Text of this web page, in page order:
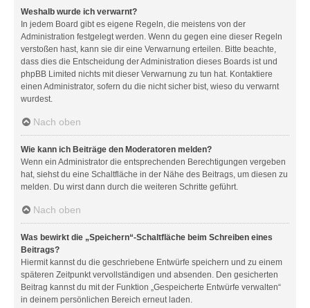
Weshalb wurde ich verwarnt?
In jedem Board gibt es eigene Regeln, die meistens von der
Administration festgelegt werden. Wenn du gegen eine dieser Regeln
verstoßen hast, kann sie dir eine Verwarnung erteilen. Bitte beachte,
dass dies die Entscheidung der Administration dieses Boards ist und
phpBB Limited nichts mit dieser Verwarnung zu tun hat. Kontaktiere
einen Administrator, sofern du die nicht sicher bist, wieso du verwarnt
wurdest.
Nach oben
Wie kann ich Beiträge den Moderatoren melden?
Wenn ein Administrator die entsprechenden Berechtigungen vergeben
hat, siehst du eine Schaltfläche in der Nähe des Beitrags, um diesen zu
melden. Du wirst dann durch die weiteren Schritte geführt.
Nach oben
Was bewirkt die „Speichern“-Schaltfläche beim Schreiben eines
Beitrags?
Hiermit kannst du die geschriebene Entwürfe speichern und zu einem
späteren Zeitpunkt vervollständigen und absenden. Den gesicherten
Beitrag kannst du mit der Funktion „Gespeicherte Entwürfe verwalten“
in deinem persönlichen Bereich erneut laden.